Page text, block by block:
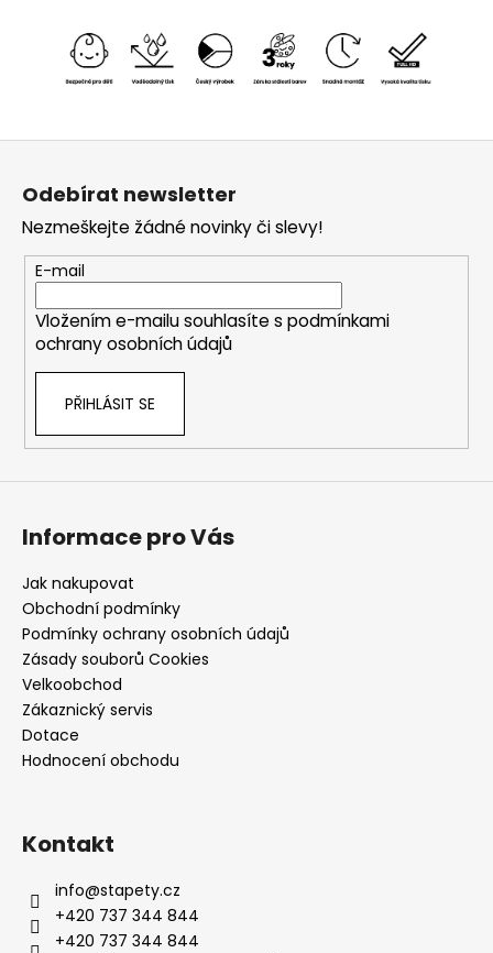
Z
Odebírat newsletter
Nezmeškejte žádné novinky či slevy!
E-mail
Vložením e-mailu souhlasíte s podmínkami
ochrany osobních údajů
PŘIHLÁSIT SE
Informace pro Vás
Jak nakupovat
Obchodní podmínky
Podmínky ochrany osobních údajů
Zásady souborů Cookies
Velkoobchod
Zákaznický servis
Dotace
Hodnocení obchodu
Kontakt
info@stapety.cz
+420 737 344 844
+420 737 344 844